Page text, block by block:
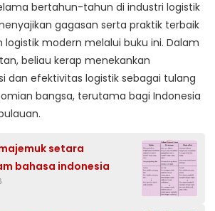
bertahun-tahun di industri logistik
gagasan serta praktik terbaik
modern melalui buku ini. Dalam
beliau kerap menekankan
dan efektivitas logistik sebagai tulang
bangsa, terutama bagi Indonesia
setara
bahasa indonesia